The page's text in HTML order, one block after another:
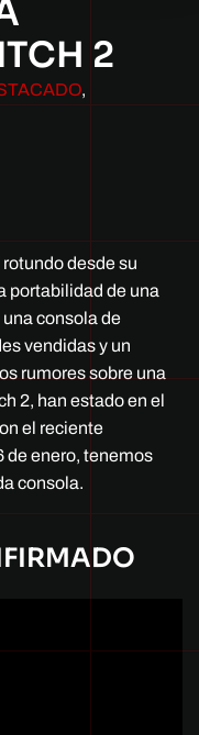
2
,
desde su
portabilidad de una
consola de
vendidas y un
rumores sobre una
2, han estado en el
el reciente
de enero, tenemos
consola.